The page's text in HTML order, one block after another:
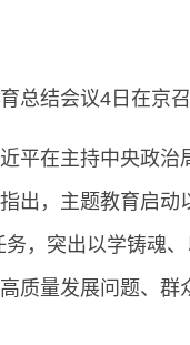
总结会议4日在京召
平在主持中央政治
出，主题教育启动
，突出以学铸魂
质量发展问题、群